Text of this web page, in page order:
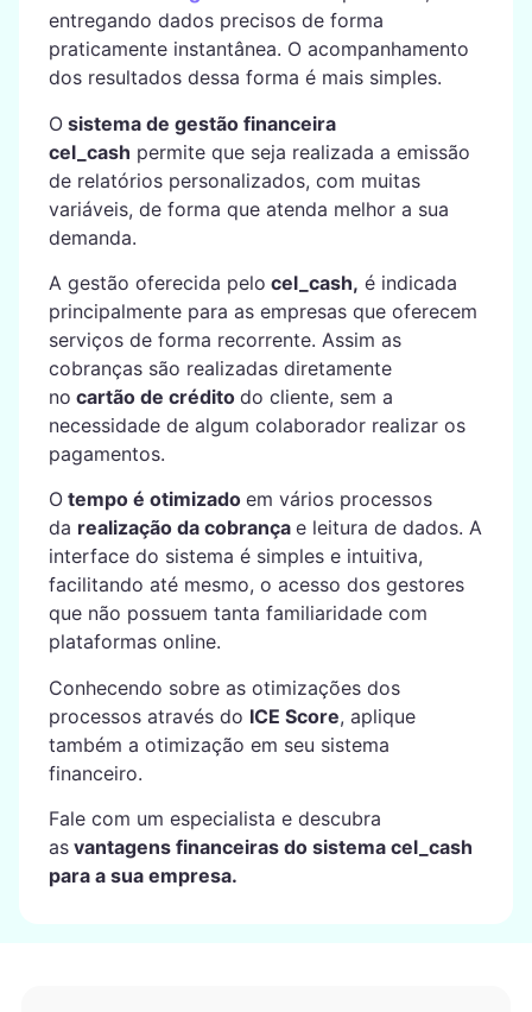
entregando dados precisos de forma
praticamente instantânea. O acompanhamento
dos resultados dessa forma é mais simples.
Osistema de gestão financeira
cel_cash permite que seja realizada a emissão
de relatórios personalizados, com muitas
variáveis, de forma que atenda melhor a sua
demanda.
A gestão oferecida pelo cel_cash, é indicada
principalmente para as empresas que oferecem
serviços de forma recorrente. Assim as
cobranças são realizadas diretamente
no cartão de crédito do cliente, sem a
necessidade de algum colaborador realizar os
pagamentos.
Otempo é otimizado em vários processos
da realização da cobrança e leitura de dados. A
interface do sistema é simples e intuitiva,
facilitando até mesmo, o acesso dos gestores
que não possuem tanta familiaridade com
plataformas online.
Conhecendo sobre as otimizações dos
processos através do ICE Score, aplique
também a otimização em seu sistema
financeiro.
Fale com um especialista e descubra
asvantagens financeiras do sistema cel_cash
para a sua empresa.